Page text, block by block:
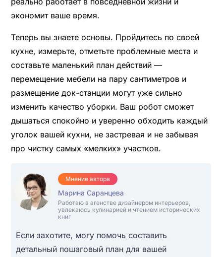
экономит ваше время.
Теперь вы знаете основы. Пройдитесь по своей
кухне, измерьте, отметьте проблемные места и
составьте маленький план действий —
перемещение мебели на пару сантиметров и
размещение док-станции могут уже сильно
изменить качество уборки. Ваш робот сможет
дышаться спокойно и уверенно обходить каждый
уголок вашей кухни, не застревая и не забывая
про чистку самых «мелких» участков.
Мнение автора
Марина Саранцева
Работаю в агенстве дизайнером интерьеров,
увлекаюсь кулинарией и чтением исторических
книг
Если захотите, могу помочь составить
детальный пошаговый план для вашей